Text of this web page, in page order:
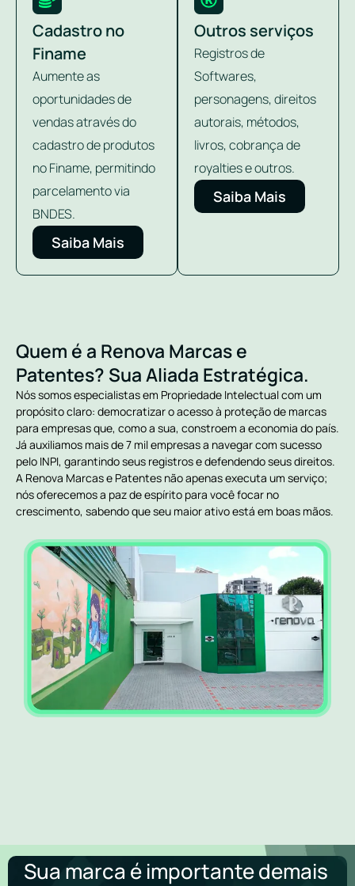
Cadastro no
Finame
Aumente as
oportunidades de
vendas através do
cadastro de produtos
no Finame, permitindo
parcelamento via
BNDES.
Saiba Mais
Outros serviços
Registros de
Softwares,
personagens, direitos
autorais, métodos,
livros, cobrança de
royalties e outros.
Saiba Mais
Quem é a Renova Marcas e
Patentes? Sua Aliada Estratégica.
Nós somos especialistas em Propriedade Intelectual com um
propósito claro: democratizar o acesso à proteção de marcas
para empresas que, como a sua, constroem a economia do país.
Já auxiliamos mais de 7 mil empresas a navegar com sucesso
pelo INPI, garantindo seus registros e defendendo seus direitos.
A Renova Marcas e Patentes não apenas executa um serviço;
nós oferecemos a paz de espírito para você focar no
crescimento, sabendo que seu maior ativo está em boas mãos.
Sua marca é importante demais